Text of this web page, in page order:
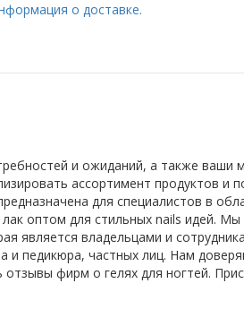
о доставке.
и ожиданий, а также ваши
ассортимент продуктов и
для специалистов в
оптом для стильных nails идей.
является владельцами и
и педикюра, частных лиц. Нам
фирм о гелях для ногтей.